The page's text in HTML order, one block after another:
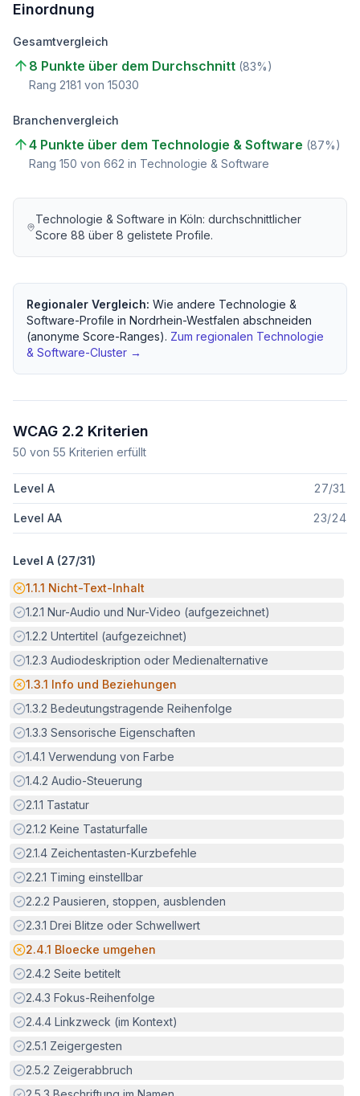
Einordnung
Gesamtvergleich
8 Punkte über dem Durchschnitt (83%)
Rang 2181 von 15030
Branchenvergleich
4 Punkte über dem Technologie & Software (87%)
Rang 150 von 662 in Technologie & Software
Technologie & Software in Köln: durchschnittlicher
Score 88 über 8 gelistete Profile.
Regionaler Vergleich: Wie andere Technologie &
Software-Profile in Nordrhein-Westfalen abschneiden
(anonyme Score-Ranges). Zum regionalen Technologie
& Software-Cluster →
WCAG 2.2 Kriterien
50 von 55 Kriterien erfüllt
Level A 27/31
Level AA 23/24
Level A (27/31)
Potenzielle Barriere:
1.1.1 Nicht-Text-Inhalt
Erfüllt:
1.2.1 Nur-Audio und Nur-Video (aufgezeichnet)
Erfüllt:
1.2.2 Untertitel (aufgezeichnet)
Erfüllt:
1.2.3 Audiodeskription oder Medienalternative
Potenzielle Barriere:
1.3.1 Info und Beziehungen
Erfüllt:
1.3.2 Bedeutungstragende Reihenfolge
Erfüllt:
1.3.3 Sensorische Eigenschaften
Erfüllt:
1.4.1 Verwendung von Farbe
Erfüllt:
1.4.2 Audio-Steuerung
Erfüllt:
2.1.1 Tastatur
Erfüllt:
2.1.2 Keine Tastaturfalle
Erfüllt:
2.1.4 Zeichentasten-Kurzbefehle
Erfüllt:
2.2.1 Timing einstellbar
Erfüllt:
2.2.2 Pausieren, stoppen, ausblenden
Erfüllt:
2.3.1 Drei Blitze oder Schwellwert
Potenzielle Barriere:
2.4.1 Bloecke umgehen
Erfüllt:
2.4.2 Seite betitelt
Erfüllt:
2.4.3 Fokus-Reihenfolge
Erfüllt:
2.4.4 Linkzweck (im Kontext)
Erfüllt:
2.5.1 Zeigergesten
Erfüllt:
2.5.2 Zeigerabbruch
Erfüllt: